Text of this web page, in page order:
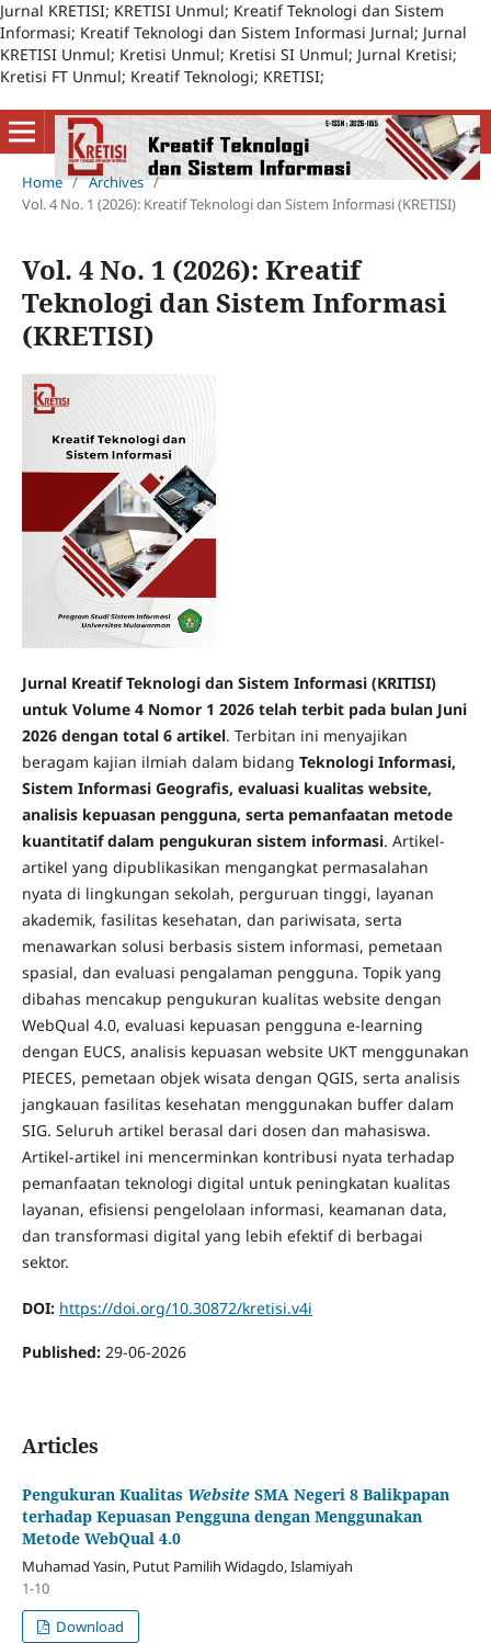
Jurnal KRETISI; KRETISI Unmul; Kreatif Teknologi dan Sistem
Informasi; Kreatif Teknologi dan Sistem Informasi Jurnal; Jurnal
KRETISI Unmul; Kretisi Unmul; Kretisi SI Unmul; Jurnal Kretisi;
Kretisi FT Unmul; Kreatif Teknologi; KRETISI;
Home / Archives /
Vol. 4 No. 1 (2026): Kreatif Teknologi dan Sistem Informasi (KRETISI)
Vol. 4 No. 1 (2026): Kreatif
Teknologi dan Sistem Informasi
(KRETISI)
Jurnal Kreatif Teknologi dan Sistem Informasi (KRITISI)
untuk Volume 4 Nomor 1 2026 telah terbit pada bulan Juni
2026 dengan total 6 artikel. Terbitan ini menyajikan
beragam kajian ilmiah dalam bidang Teknologi Informasi,
Sistem Informasi Geografis, evaluasi kualitas website,
analisis kepuasan pengguna, serta pemanfaatan metode
kuantitatif dalam pengukuran sistem informasi. Artikel-
artikel yang dipublikasikan mengangkat permasalahan
nyata di lingkungan sekolah, perguruan tinggi, layanan
akademik, fasilitas kesehatan, dan pariwisata, serta
menawarkan solusi berbasis sistem informasi, pemetaan
spasial, dan evaluasi pengalaman pengguna. Topik yang
dibahas mencakup pengukuran kualitas website dengan
WebQual 4.0, evaluasi kepuasan pengguna e-learning
dengan EUCS, analisis kepuasan website UKT menggunakan
PIECES, pemetaan objek wisata dengan QGIS, serta analisis
jangkauan fasilitas kesehatan menggunakan buffer dalam
SIG. Seluruh artikel berasal dari dosen dan mahasiswa.
Artikel-artikel ini mencerminkan kontribusi nyata terhadap
pemanfaatan teknologi digital untuk peningkatan kualitas
layanan, efisiensi pengelolaan informasi, keamanan data,
dan transformasi digital yang lebih efektif di berbagai
sektor.
DOI: https://doi.org/10.30872/kretisi.v4i
Published: 29-06-2026
Articles
Pengukuran Kualitas Website SMA Negeri 8 Balikpapan
terhadap Kepuasan Pengguna dengan Menggunakan
Metode WebQual 4.0
Muhamad Yasin, Putut Pamilih Widagdo, Islamiyah
1-10
Download